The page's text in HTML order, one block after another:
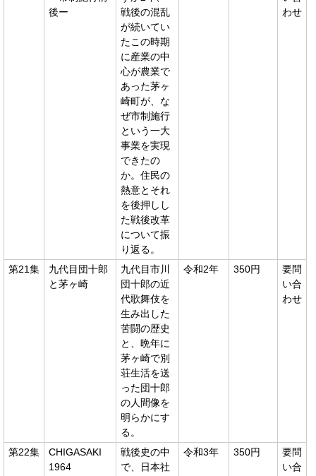
後ー
戦後の混乱
が続いてい
たこの時期
に産業の中
心が農業で
あった茅ヶ
崎町が、な
ぜ市制施行
という一大
事業を実現
できたの
か。住民の
熱意とそれ
を後押しし
た戦後改革
について振
り返る。
わせ
第21集
九代目団十郎
と茅ヶ崎
九代目市川
団十郎の近
代歌舞伎を
生み出した
苦闘の歴史
と、晩年に
茅ヶ崎で別
荘生活を送
った団十郎
の人間像を
明らかにす
る。
令和2年 350円
要問
い合
わせ
第22集
CHIGASAKI
1964
戦後史の中
で、日本社
令和3年 350円
要問
い合